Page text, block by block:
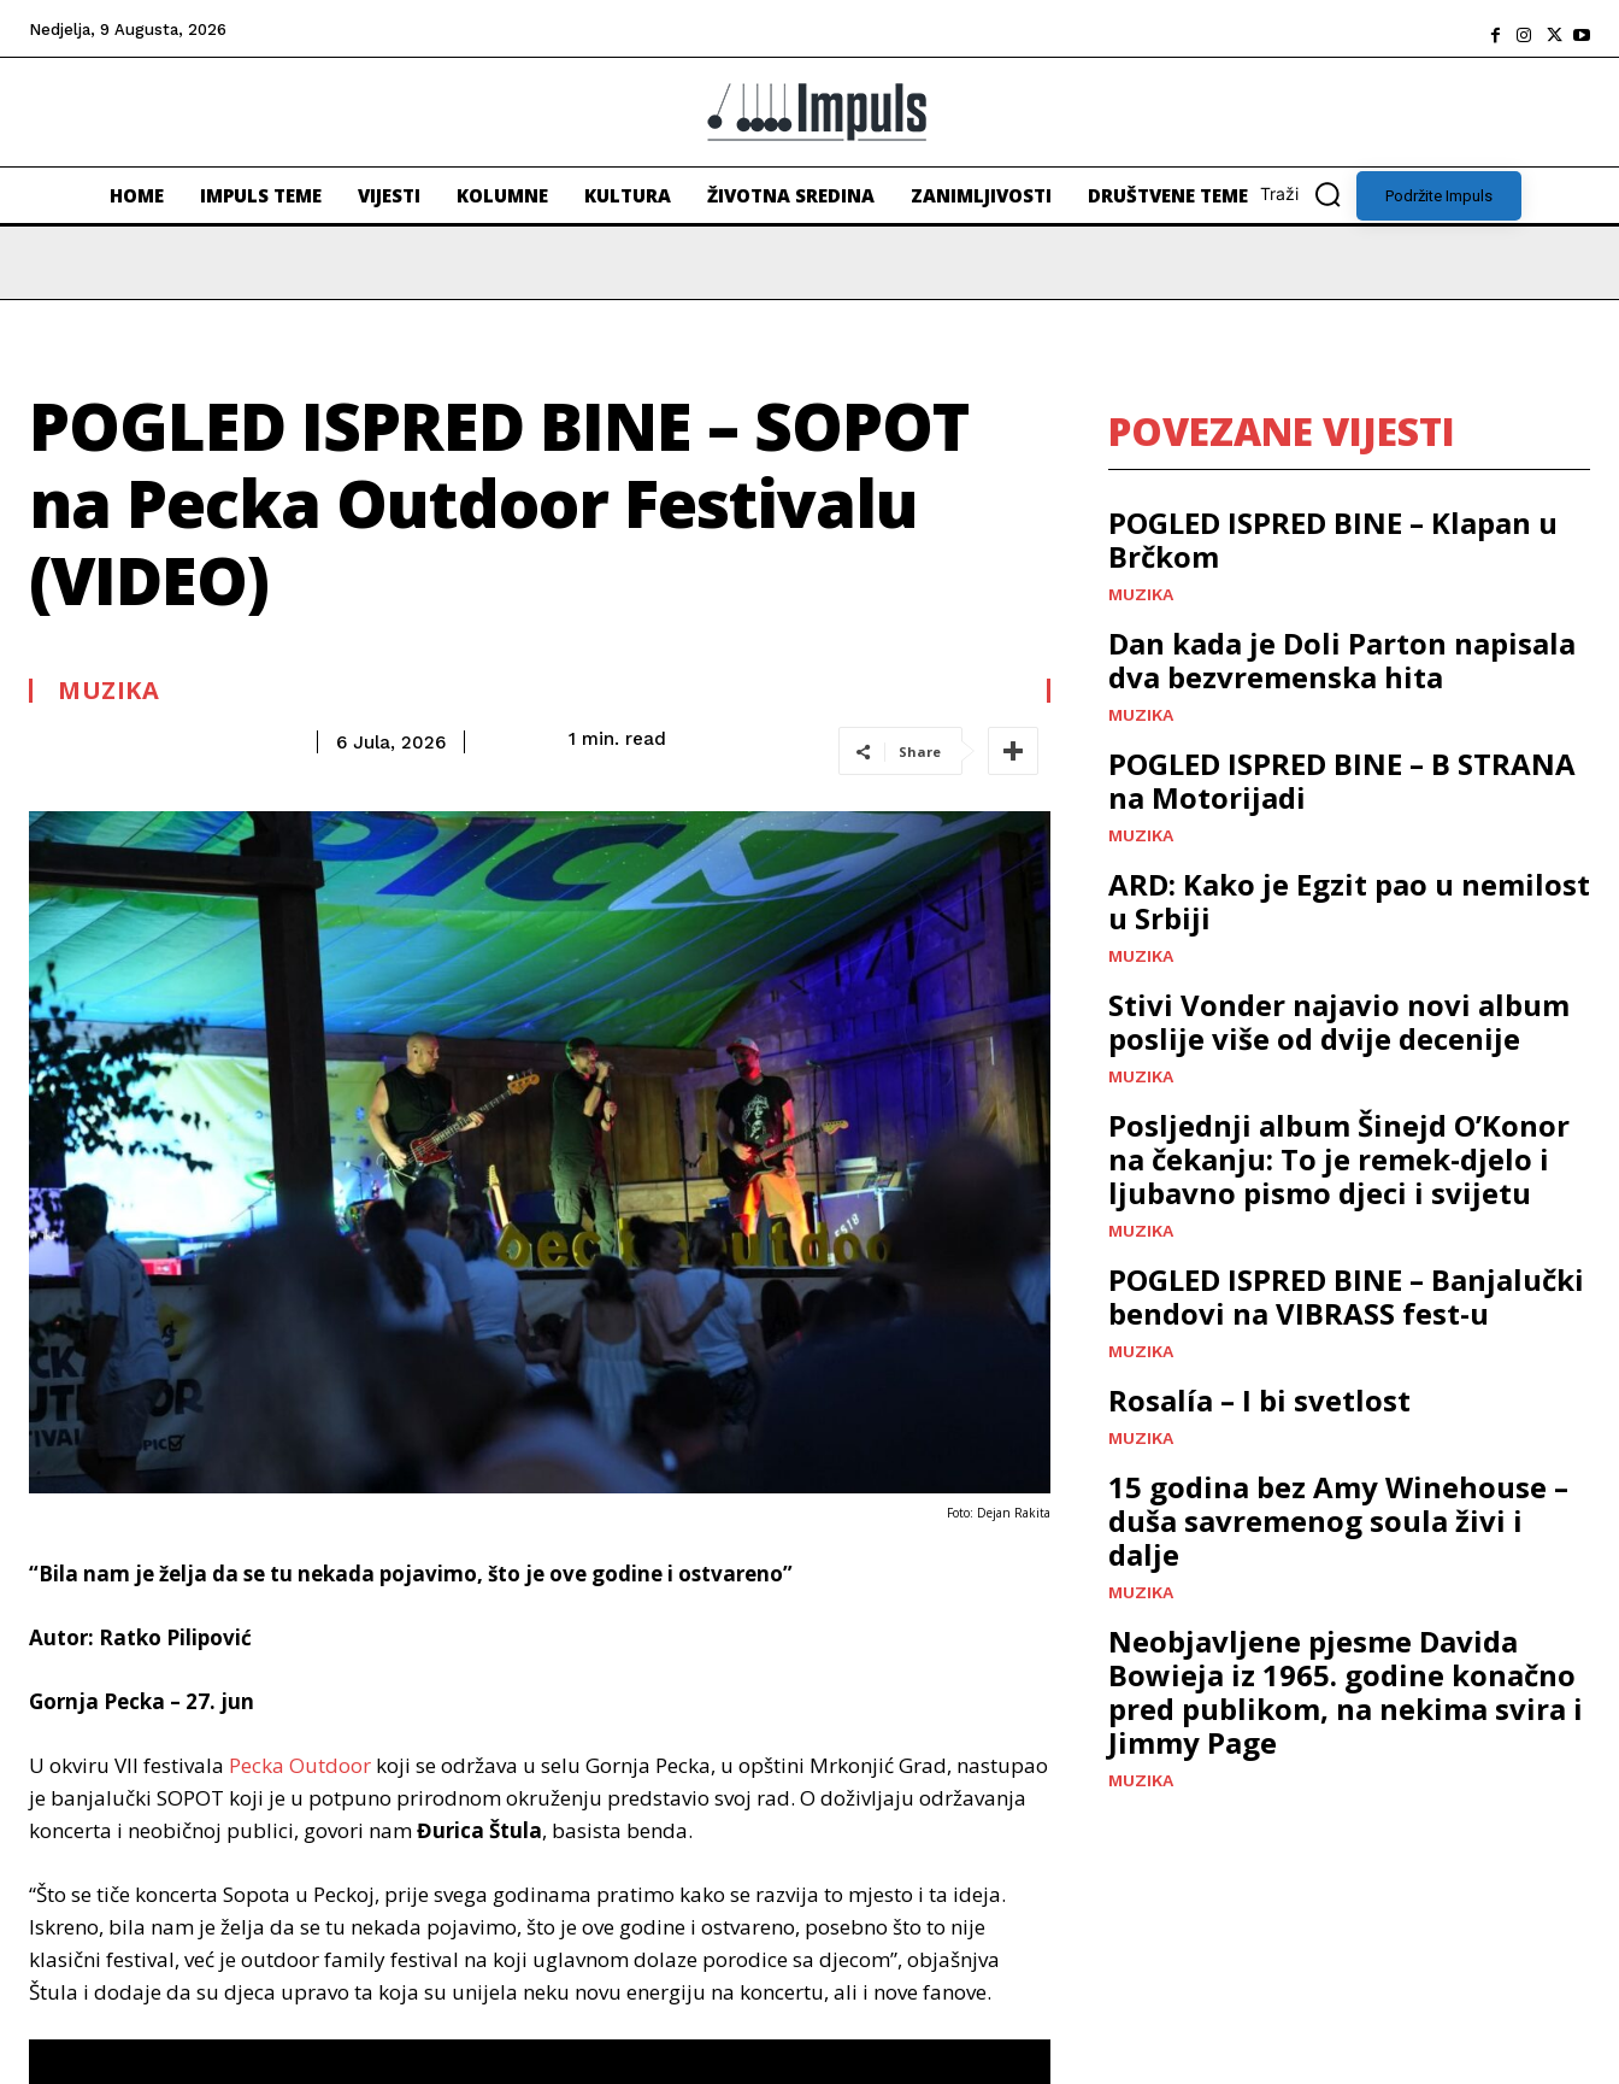
Nedjelja, 9 Augusta, 2026
HOME IMPULS TEME VIJESTI KOLUMNE KULTURA ŽIVOTNA SREDINA ZANIMLJIVOSTI DRUŠTVENE TEME Traži Podržite Impuls
POGLED ISPRED BINE – SOPOT
na Pecka Outdoor Festivalu
(VIDEO)
MUZIKA
6 Jula, 2026 1 min. read
Share
Foto: Dejan Rakita
“Bila nam je želja da se tu nekada pojavimo, što je ove godine i ostvareno”
Autor: Ratko Pilipović
Gornja Pecka – 27. jun
U okviru VII festivala Pecka Outdoor koji se održava u selu Gornja Pecka, u opštini Mrkonjić Grad, nastupao
je banjalučki SOPOT koji je u potpuno prirodnom okruženju predstavio svoj rad. O doživljaju održavanja
koncerta i neobičnoj publici, govori namĐurica Štula, basista benda.
“Što se tiče koncerta Sopota u Peckoj, prije svega godinama pratimo kako se razvija to mjesto i ta ideja.
Iskreno, bila nam je želja da se tu nekada pojavimo, što je ove godine i ostvareno, posebno što to nije
klasični festival, već je outdoor family festival na koji uglavnom dolaze porodice sa djecom”, objašnjva
Štula i dodaje da su djeca upravo ta koja su unijela neku novu energiju na koncertu, ali i nove fanove.
POVEZANE VIJESTI
POGLED ISPRED BINE – Klapan u
Brčkom
MUZIKA
Dan kada je Doli Parton napisala
dva bezvremenska hita
MUZIKA
POGLED ISPRED BINE – B STRANA
na Motorijadi
MUZIKA
ARD: Kako je Egzit pao u nemilost
u Srbiji
MUZIKA
Stivi Vonder najavio novi album
poslije više od dvije decenije
MUZIKA
Posljednji album Šinejd O’Konor
na čekanju: To je remek-djelo i
ljubavno pismo djeci i svijetu
MUZIKA
POGLED ISPRED BINE – Banjalučki
bendovi na VIBRASS fest-u
MUZIKA
Rosalía – I bi svetlost
MUZIKA
15 godina bez Amy Winehouse –
duša savremenog soula živi i
dalje
MUZIKA
Neobjavljene pjesme Davida
Bowieja iz 1965. godine konačno
pred publikom, na nekima svira i
Jimmy Page
MUZIKA